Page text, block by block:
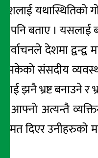
देशलाई
पनि बताए ।
निर्वाचनले देशमा
संसदीय
झनै भ्रष्ट बनाउने
आफ्नो अत्यन्तै
मत दिएर उनीहरुको